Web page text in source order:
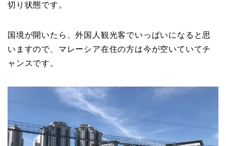
切り状態です。
国境が開いたら、外国人観光客でいっぱいになると思
いますので、マレーシア在住の方は今が空いていてチ
ャンスです。